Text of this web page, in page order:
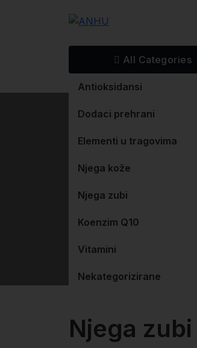
All Categories
Antioksidansi
Dodaci prehrani
Elementi u tragovima
Njega kože
Njega zubi
Koenzim Q10
Vitamini
Nekategorizirane
Njega zubi